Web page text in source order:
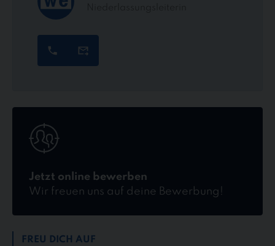
Jetzt online bewerben
Wir freuen uns auf deine Bewerbung!
online
bewerben
FREU DICH AUF